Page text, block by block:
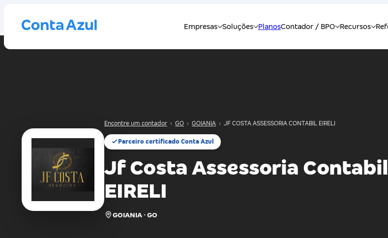
Encontre um contador › GO › GOIANIA › JF COSTA ASSESSORIA CONTABIL EIRELI
Parceiro certificado Conta Azul
Jf Costa Assessoria Contabil
EIRELI
GOIANIA · GO